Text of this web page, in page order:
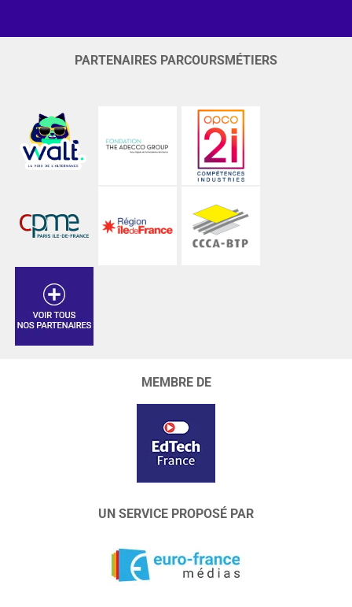
PARTENAIRES PARCOURSMÉTIERS
MEMBRE DE
UN SERVICE PROPOSÉ PAR